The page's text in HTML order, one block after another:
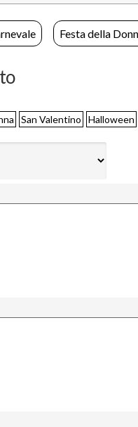
Festa della
San Valentino Halloween